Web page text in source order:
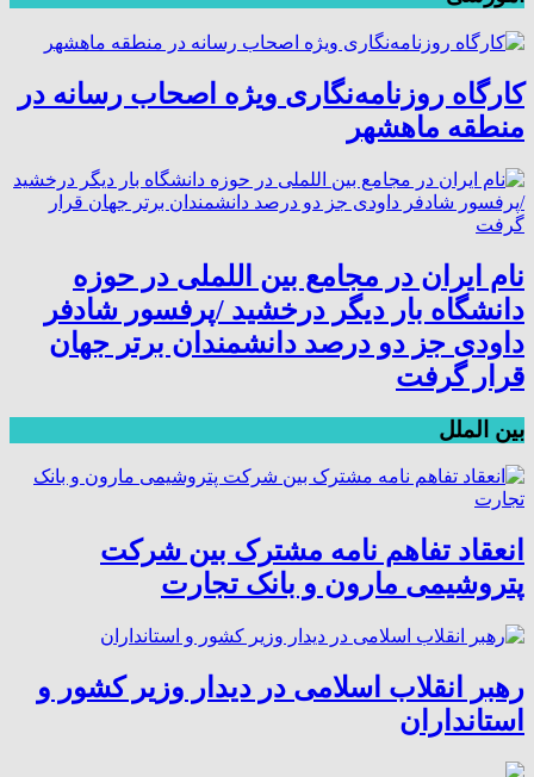
کارگاه روزنامه‌نگاری ویژه اصحاب رسانه در
منطقه ماهشهر
نام ایران در مجامع بین اللملی در حوزه
دانشگاه بار دیگر درخشید /پرفسور شادفر
داودی جز دو درصد دانشمندان برتر جهان
قرار گرفت
بین الملل
انعقاد تفاهم نامه مشترک بین شرکت
پتروشیمی مارون و بانک تجارت
رهبر انقلاب اسلامی در دیدار وزیر کشور و
استانداران